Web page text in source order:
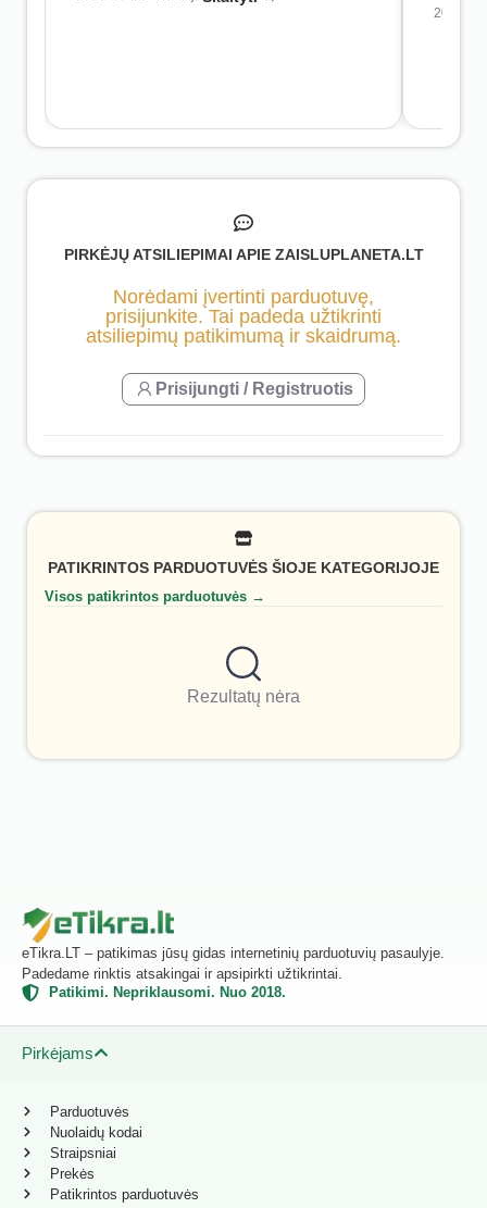
2026-
PIRKĖJŲ ATSILIEPIMAI APIE ZAISLUPLANETA.LT
Norėdami įvertinti parduotuvę,
prisijunkite. Tai padeda užtikrinti
atsiliepimų patikimumą ir skaidrumą.
Prisijungti / Registruotis
PATIKRINTOS PARDUOTUVĖS ŠIOJE KATEGORIJOJE
Visos patikrintos parduotuvės →
Rezultatų nėra
eTikra.LT – patikimas jūsų gidas internetinių parduotuvių pasaulyje.
Padedame rinktis atsakingai ir apsipirkti užtikrintai.
Patikimi. Nepriklausomi. Nuo 2018.
Pirkėjams
Parduotuvės
Nuolaidų kodai
Straipsniai
Prekės
Patikrintos parduotuvės